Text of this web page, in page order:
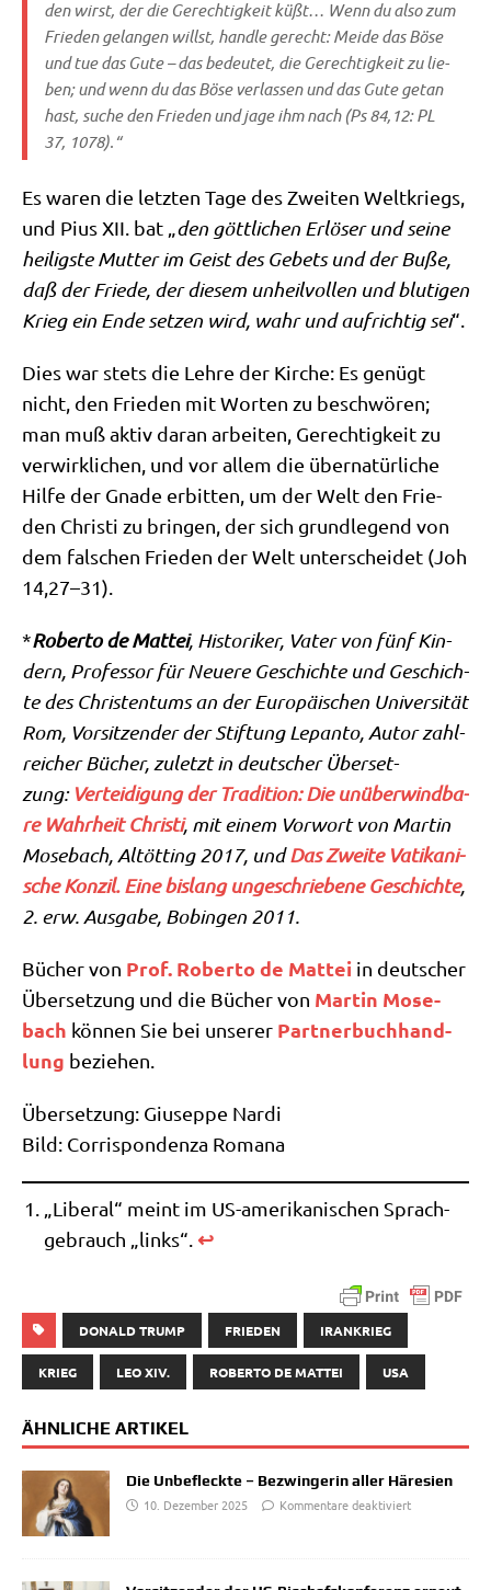
den wirst, der die Gerech­tig­keit küßt… Wenn du also zum
Frie­den gelan­gen willst, hand­le gerecht: Mei­de das Böse
und tue das Gute – das bedeu­tet, die Gerech­tig­keit zu lie­
ben; und wenn du das Böse ver­las­sen und das Gute getan
hast, suche den Frie­den und jage ihm nach (Ps 84,12: PL
37, 1078).“
Es waren die letz­ten Tage des Zwei­ten Welt­kriegs,
und Pius XII. bat „den gött­li­chen Erlö­ser und sei­ne
hei­lig­ste Mut­ter im Geist des Gebets und der Buße,
daß der Frie­de, der die­sem unheil­vol­len und blu­ti­gen
Krieg ein Ende set­zen wird, wahr und auf­rich­tig sei“.
Dies war stets die Leh­re der Kir­che: Es genügt
nicht, den Frie­den mit Wor­ten zu beschwö­ren;
man muß aktiv dar­an arbei­ten, Gerech­tig­keit zu
ver­wirk­li­chen, und vor allem die über­na­tür­li­che
Hil­fe der Gna­de erbit­ten, um der Welt den Frie­
den Chri­sti zu brin­gen, der sich grund­le­gend von
dem fal­schen Frie­den der Welt unter­schei­det (Joh
14,27–31).
*Rober­to de Mat­tei, Histo­ri­ker, Vater von fünf Kin­
dern, Pro­fes­sor für Neue­re Geschich­te und Geschich­
te des Chri­sten­tums an der Euro­päi­schen Uni­ver­si­tät
Rom, Vor­sit­zen­der der Stif­tung Lepan­to, Autor zahl­
rei­cher Bücher, zuletzt in deut­scher Über­set­
zung: Ver­tei­di­gung der Tra­di­ti­on: Die unüber­wind­ba­
re Wahr­heit Chri­sti, mit einem Vor­wort von Mar­tin
Mose­bach, Alt­öt­ting 2017, undDas Zwei­te Vati­ka­ni­
sche Kon­zil. Eine bis­lang unge­schrie­be­ne Geschich­te,
2. erw. Aus­ga­be, Bobin­gen 2011.
Bücher von Prof. Rober­to de Mat­tei in deut­scher
Über­set­zung und die Bücher von Mar­tin Mose­
bach kön­nen Sie bei unse­rer Part­ner­buch­hand­
lung beziehen.
Über­set­zung: Giu­sep­pe Nar­di
Bild: Cor­ri­spon­den­za Romana
„Libe­ral“ meint im US-ame­ri­ka­ni­schen Sprach­
ge­brauch „links“. ↩︎
DONALD TRUMP FRIEDEN IRANKRIEG
KRIEG LEO XIV. ROBERTO DE MATTEI USA
ÄHNLICHE ARTIKEL
Die Unbefleckte – Bezwingerin aller Häresien
10. Dezember 2025
Kommentare deaktiviert